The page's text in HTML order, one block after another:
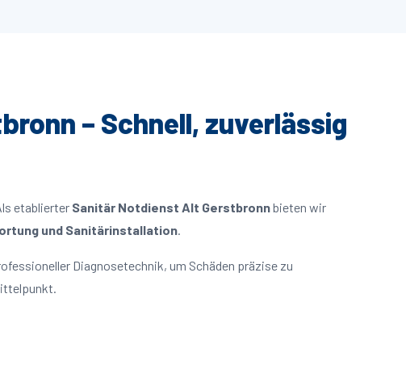
– Schnell, zuverlässig
etablierter Sanitär Notdienst Alt Gerstbronnbieten wir
und Sanitärinstallation.
Diagnosetechnik, um Schäden präzise zu